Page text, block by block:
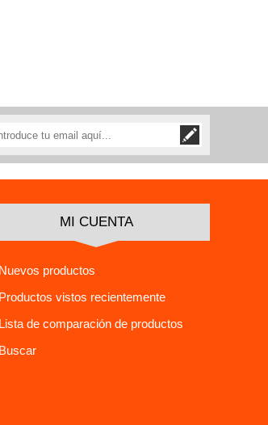
MI CUENTA
Nuevos productos
Productos vistos recientemente
Lista de comparación de productos
Buscar